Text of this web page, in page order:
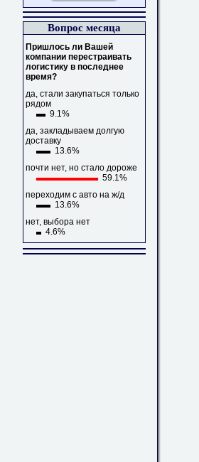
Вопрос месяца
Пришлось ли Вашей
компании перестраивать
логистику в последнее
время?
да, стали закупаться только
рядом
9.1%
да, закладываем долгую
доставку
13.6%
почти нет, но стало дороже
59.1%
переходим с авто на ж/д
13.6%
нет, выбора нет
4.6%